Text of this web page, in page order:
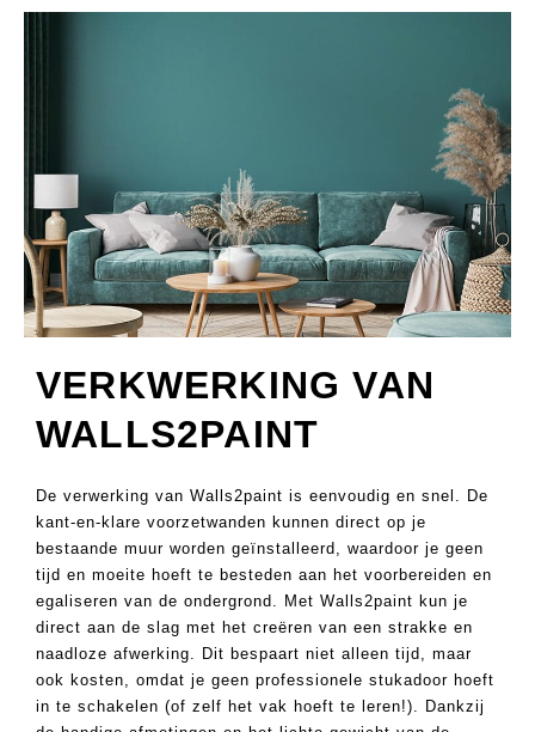
VERKWERKING VAN
WALLS2PAINT
De verwerking van Walls2paint is eenvoudig en snel. De
kant-en-klare voorzetwanden kunnen direct op je
bestaande muur worden geïnstalleerd, waardoor je geen
tijd en moeite hoeft te besteden aan het voorbereiden en
egaliseren van de ondergrond. Met Walls2paint kun je
direct aan de slag met het creëren van een strakke en
naadloze afwerking. Dit bespaart niet alleen tijd, maar
ook kosten, omdat je geen professionele stukadoor hoeft
in te schakelen (of zelf het vak hoeft te leren!). Dankzij